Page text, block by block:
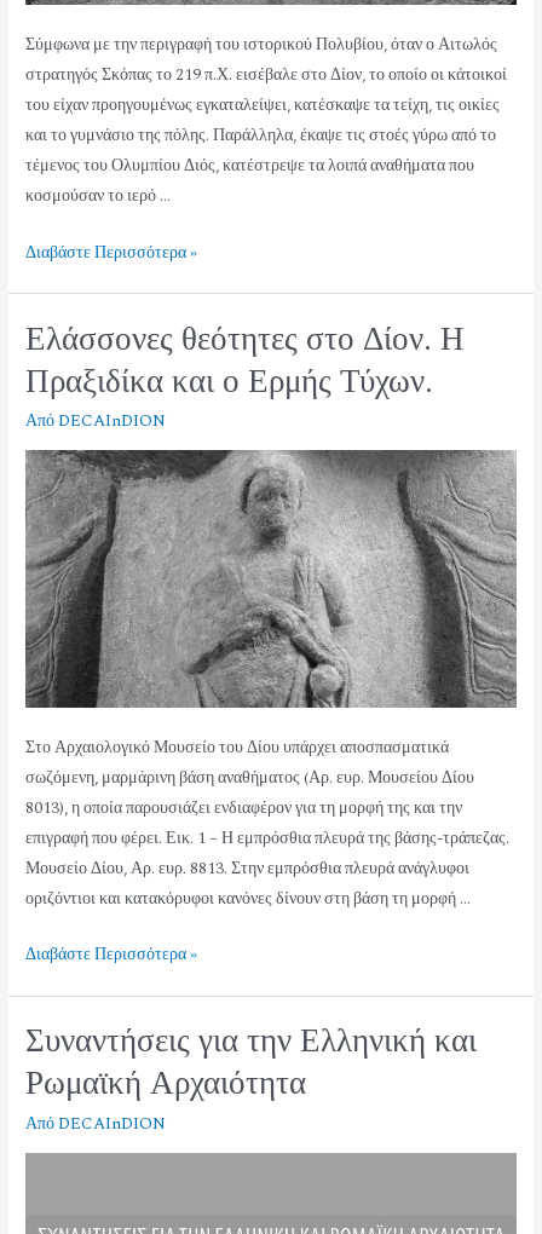
Σύμφωνα με την περιγραφή του ιστορικού Πολυβίου, όταν ο Αιτωλός
στρατηγός Σκόπας το 219 π.Χ. εισέβαλε στο Δίον, το οποίο οι κάτοικοί
του είχαν προηγουμένως εγκαταλείψει, κατέσκαψε τα τείχη, τις οικίες
και το γυμνάσιο της πόλης. Παράλληλα, έκαψε τις στοές γύρω από το
τέμενος του Ολυμπίου Διός, κατέστρεψε τα λοιπά αναθήματα που
κοσμούσαν το ιερό …
Διαβάστε Περισσότερα »
Ελάσσονες θεότητες στο Δίον. Η
Πραξιδίκα και ο Ερμής Τύχων.
Από DECAInDION
Στο Αρχαιολογικό Μουσείο του Δίου υπάρχει αποσπασματικά
σωζόμενη, μαρμάρινη βάση αναθήματος (Αρ. ευρ. Μουσείου Δίου
8013), η οποία παρουσιάζει ενδιαφέρον για τη μορφή της και την
επιγραφή που φέρει. Εικ. 1 – Η εμπρόσθια πλευρά της βάσης-τράπεζας.
Μουσείο Δίου, Αρ. ευρ. 8813. Στην εμπρόσθια πλευρά ανάγλυφοι
οριζόντιοι και κατακόρυφοι κανόνες δίνουν στη βάση τη μορφή …
Διαβάστε Περισσότερα »
Συναντήσεις για την Ελληνική και
Ρωμαϊκή Αρχαιότητα
Από DECAInDION